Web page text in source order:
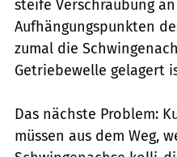
steife Verschraubung
Aufhängungspunkten
zumal die
Getriebewelle gelagert
Das nächste Problem:
müssen aus dem Weg,